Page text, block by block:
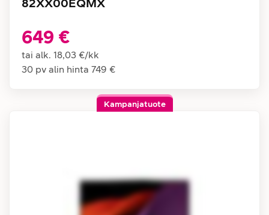
82XX00EQMX
649 €
tai alk. 18,03 €/kk
30 pv alin hinta 749 €
Kampanjatuote